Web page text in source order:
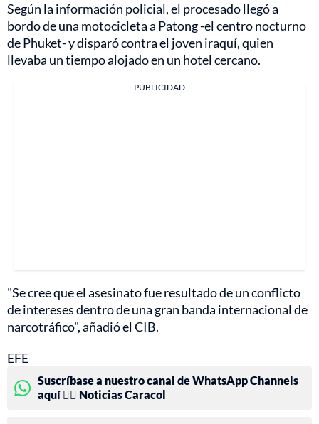
Según la información policial, el procesado llegó a
bordo de una motocicleta a Patong -el centro nocturno
de Phuket- y disparó contra el joven iraquí, quien
llevaba un tiempo alojado en un hotel cercano.
PUBLICIDAD
"Se cree que el asesinato fue resultado de un conflicto
de intereses dentro de una gran banda internacional de
narcotráfico", añadió el CIB.
EFE
Suscríbase a nuestro canal de WhatsApp Channels
aquí 👉🏻 Noticias Caracol